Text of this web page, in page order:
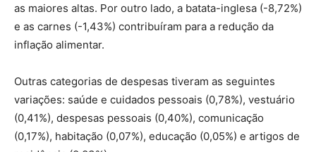
as maiores altas. Por outro lado, a batata-inglesa (-8,72%)
e as carnes (-1,43%) contribuíram para a redução da
inflação alimentar.
Outras categorias de despesas tiveram as seguintes
variações: saúde e cuidados pessoais (0,78%), vestuário
(0,41%), despesas pessoais (0,40%), comunicação
(0,17%), habitação (0,07%), educação (0,05%) e artigos de